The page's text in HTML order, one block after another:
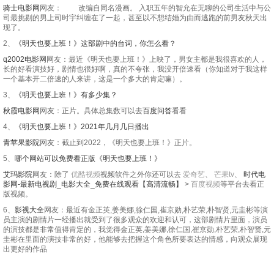
骑士电影网网友： 改编自同名漫画。 入职五年的智允在无聊的公司生活中与公
司最挑剔的男上司时宇纠缠在了一起，甚至以不想结婚为由而逃跑的前男友秋天出
现了。
2、
《明天也要上班！》这部剧中的台词，你怎么看？
q2002电影网网友：最近《明天也要上班！》上映了，男女主都是我很喜欢的人，
长的好看演技好，剧情也很好啊，真的不夸张，我没开倍速看（你知道对于我这样
一个基本开二倍速的人来讲，这是一个多大的肯定嘛）。
3、
《明天也要上班！》有多少集？
秋霞电影网网友：正片。具体总集数可以去百度问答看看
4、
《明天也要上班！》2021年几月几日播出
青苹果影院网友：截止到2022，《明天也要上班！》正片。
5、 哪个网站可以免费看正版《明天也要上班！》
艾玛影院网友：除了 优酷视频视频软件之外你还可以去 爱奇艺、 芒果tv、 时代电
影网-最新电视剧_电影大全_免费在线观看【高清流畅】 > 百度视频等平台去看正
版视频。
6、 影视大全网友：最近有金正英,姜美娜,徐仁国,崔京勋,朴艺荣,朴智贤,元圭彬等演
员主演的剧情片一经播出就受到了很多观众的欢迎和认可，这部剧情片里面，演员
的演技都是非常值得肯定的，我觉得金正英,姜美娜,徐仁国,崔京勋,朴艺荣,朴智贤,元
圭彬在里面的演技非常的好，他能够去把握这个角色所要表达的情感，向观众展现
出更好的作品